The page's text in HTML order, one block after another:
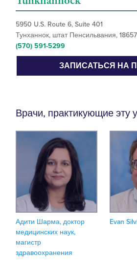
5950 U.S. Route 6, Suite 401
Тунханнок, штат Пенсильвания, 18657
(570) 591-5299
ЗАПИСАТЬСЯ НА
Врачи, практикующие эту
Адити Шарма, доктор
медицинских наук,
магистр
здравоохранения
Evan